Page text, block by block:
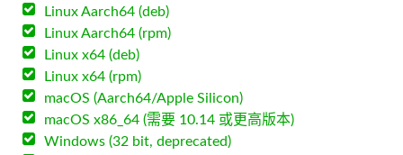
Linux Aarch64 (deb)
Linux Aarch64 (rpm)
Linux x64 (deb)
Linux x64 (rpm)
macOS (Aarch64/Apple Silicon)
macOS x86_64 (需要 10.14 或更高版本)
Windows (32 bit, deprecated)